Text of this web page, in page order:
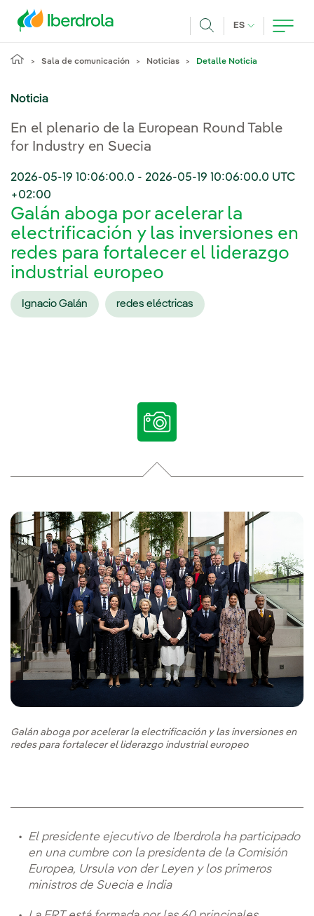
ES IDIOMA
Sala de comunicación Noticias Detalle Noticia
Noticia
En el plenario de la European Round Table
for Industry en Suecia
2026-05-19 10:06:00.0 - 2026-05-19 10:06:00.0 UTC
+02:00
Galán aboga por acelerar la
electrificación y las inversiones en
redes para fortalecer el liderazgo
industrial europeo
Ignacio Galán redes eléctricas
Galán aboga por acelerar la electrificación y las inversiones en
redes para fortalecer el liderazgo industrial europeo
El presidente ejecutivo de Iberdrola ha participado
en una cumbre con la presidenta de la Comisión
Europea, Ursula von der Leyen y los primeros
ministros de Suecia e India